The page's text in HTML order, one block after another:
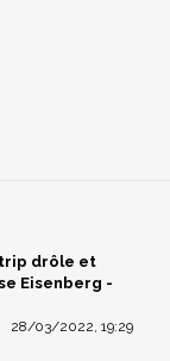
trip drôle et
Eisenberg -
28/03/2022, 19:29